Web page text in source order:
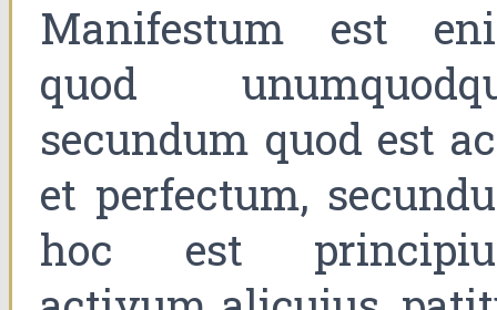
Manifestum est
quod
secundum quod est
et perfectum,
hoc est